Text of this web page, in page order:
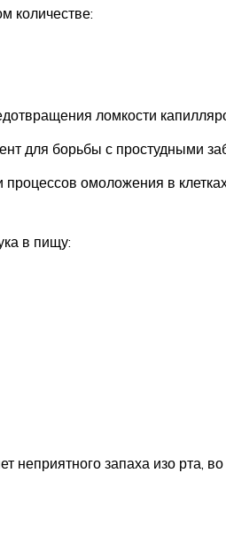
количестве:
ломкости
для борьбы с простудными
омоложения в
в пищу:
неприятного запаха изо рта,